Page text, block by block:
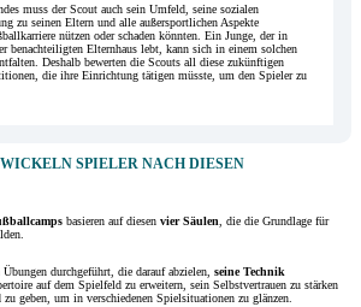
muss der Scout auch sein Umfeld, seine sozialen
zu seinen Eltern und alle außersportlichen Aspekte
nützen oder schaden könnten. Ein Junge, der in
benachteiligten Elternhaus lebt, kann sich in einem solchen
Deshalb bewerten die Scouts all diese zukünftigen
die ihre Einrichtung tätigen müsste, um den Spieler zu
SPIELER NACH DIESEN P
basieren auf diesen vier Säulen , die die Grundlage für
Übungen durchgeführt, die darauf abzielen, seine Technik
auf dem Spielfeld zu erweitern, sein Selbstvertrauen zu stärken
geben, um in verschiedenen Spielsituationen zu glänzen.